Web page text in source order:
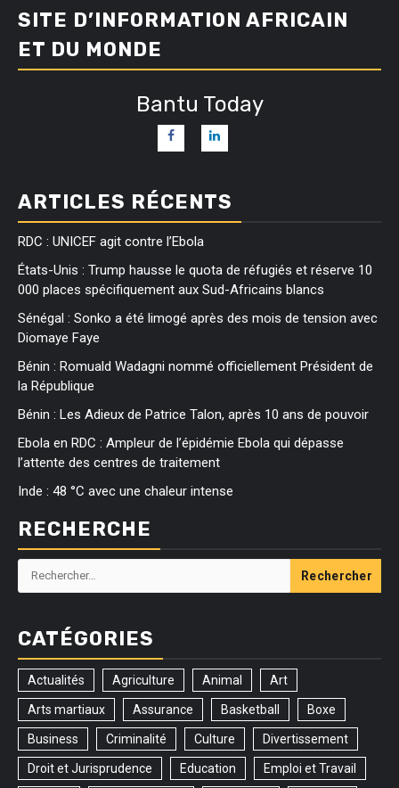
SITE D’INFORMATION AFRICAIN
ET DU MONDE
Bantu Today
ARTICLES RÉCENTS
RDC : UNICEF agit contre l’Ebola
États-Unis : Trump hausse le quota de réfugiés et réserve 10
000 places spécifiquement aux Sud-Africains blancs
Sénégal : Sonko a été limogé après des mois de tension avec
Diomaye Faye
Bénin : Romuald Wadagni nommé officiellement Président de
la République
Bénin : Les Adieux de Patrice Talon, après 10 ans de pouvoir
Ebola en RDC : Ampleur de l’épidémie Ebola qui dépasse
l’attente des centres de traitement
Inde : 48 °C avec une chaleur intense
RECHERCHE
Rechercher :
CATÉGORIES
Actualités Agriculture Animal Art
Arts martiaux Assurance Basketball Boxe
Business Criminalité Culture Divertissement
Droit et Jurisprudence Education Emploi et Travail